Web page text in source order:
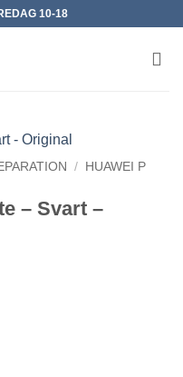
10-18
/
HUAWEI P
– Svart –